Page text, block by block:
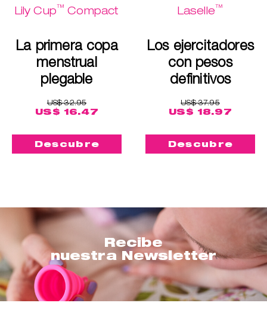
Lily Cup™ Compact
La primera copa
menstrual
plegable
US$ 32.95
US$ 16.47
Descubre
Laselle™
Los ejercitadores
con pesos
definitivos
US$ 37.95
US$ 18.97
Descubre
Recibe
nuestra Newsletter